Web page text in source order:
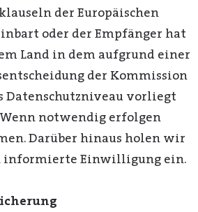
der Europäischen
oder der Empfänger hat
Land in dem aufgrund einer
der Kommission
Datenschutzniveau vorliegt
Wenn notwendig erfolgen
Darüber hinaus holen wir
informierte Einwilligung ein.